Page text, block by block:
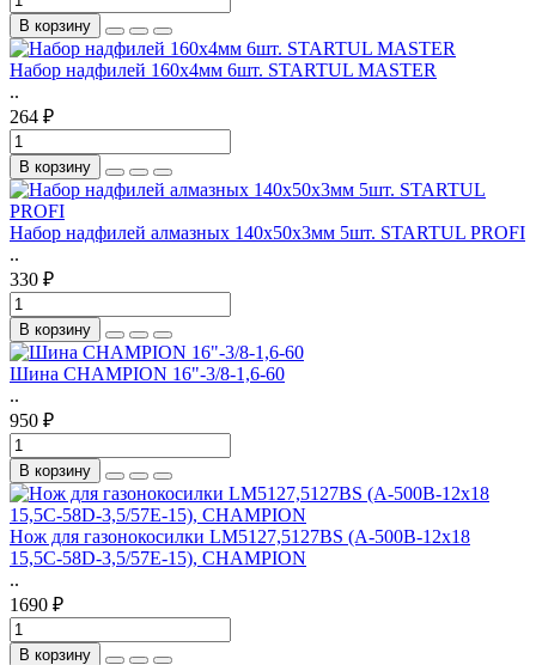
В корзину
Набор надфилей 160х4мм 6шт. STARTUL MASTER
..
264 ₽
В корзину
Набор надфилей алмазных 140х50х3мм 5шт. STARTUL PROFI
..
330 ₽
В корзину
Шина CHAMPION 16"-3/8-1,6-60
..
950 ₽
В корзину
Нож для газонокосилки LM5127,5127BS (A-500B-12x18
15,5C-58D-3,5/57E-15), CHAMPION
..
1690 ₽
В корзину